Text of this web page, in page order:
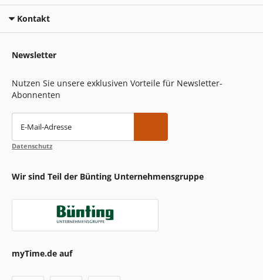
Kontakt
Newsletter
Nutzen Sie unsere exklusiven Vorteile für Newsletter-
Abonnenten
E-Mail-Adresse
Datenschutz
Wir sind Teil der Bünting Unternehmensgruppe
myTime.de auf